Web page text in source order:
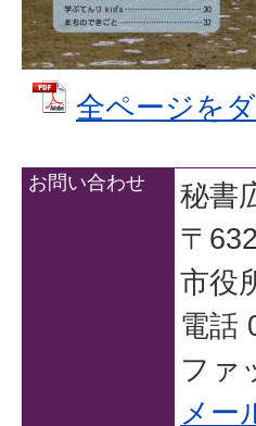
全ページを
お問い合わせ
秘書
〒
市役
電話
ファ
メー